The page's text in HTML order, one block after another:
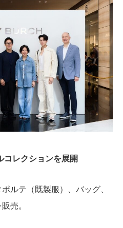
レクションを展開
ルテ（既製服）、バッグ、
売。